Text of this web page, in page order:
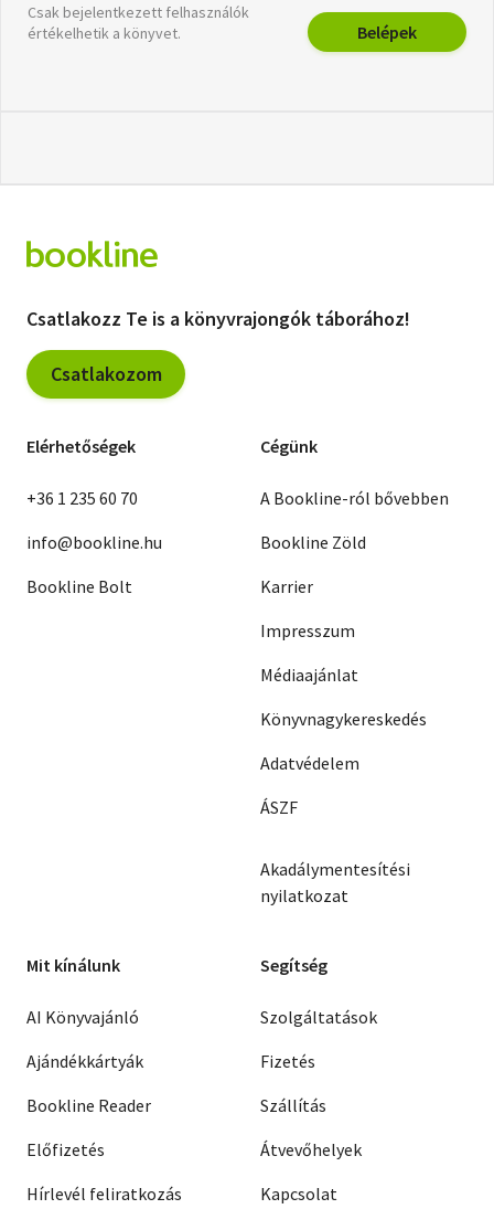
Csak bejelentkezett felhasználók
értékelhetik a könyvet.
Belépek
Csatlakozz Te is a könyvrajongók táborához!
Csatlakozom
Elérhetőségek
+36 1 235 60 70
info@bookline.hu
Bookline Bolt
Cégünk
A Bookline-ról bővebben
Bookline Zöld
Karrier
Impresszum
Médiaajánlat
Könyvnagykereskedés
Adatvédelem
ÁSZF
Akadálymentesítési
nyilatkozat
Mit kínálunk
AI Könyvajánló
Ajándékkártyák
Bookline Reader
Előfizetés
Hírlevél feliratkozás
Segítség
Szolgáltatások
Fizetés
Szállítás
Átvevőhelyek
Kapcsolat